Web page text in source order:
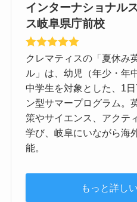
インターナショナル
ス岐阜県庁前校
クレマティスの「夏休み
ル」は、幼児（年少・年
中学生を対象とした、1
ン型サマープログラム。
策やサイエンス、アクテ
学び、岐阜にいながら海
能。
もっと詳し